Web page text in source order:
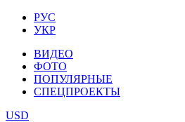
РУС
УКР
ВИДЕО
ФОТО
ПОПУЛЯРНЫЕ
СПЕЦПРОЕКТЫ
USD